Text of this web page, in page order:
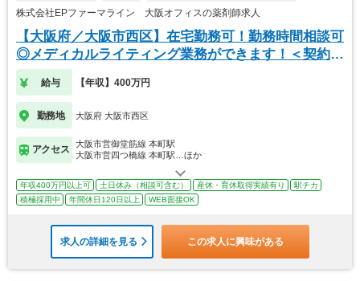
株式会社EPファーマライン 大阪オフィスの薬剤師求人
【大阪府／大阪市西区】在宅勤務可！勤務時間相談可
◎メディカルライティング業務ができます！＜契約社
員＞
給与 【年収】400万円
勤務地 大阪府 大阪市西区
アクセス
大阪市営御堂筋線 本町駅
大阪市営四つ橋線 本町駅…ほか
年収400万円以上可 土日休み（相談可含む） 産休・育休取得実績有り
駅チカ
積極採用中
年間休日120日以上 WEB面接OK
求人の詳細を見る この求人に興味がある